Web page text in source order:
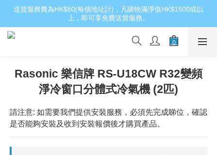
送貨服務費為HK$80(每個地址計)，凡購物滿淨值HK$1500或以
上，即可享免費送貨服務。
Rasonic 樂信牌 RS-U18CW R32變頻
淨冷窗口分體式冷氣機 (2匹)
請注意: 如需要我們提供安裝服務，必須先完成睇位，確認
是否能夠安裝及收到安裝報價後才購買產品。